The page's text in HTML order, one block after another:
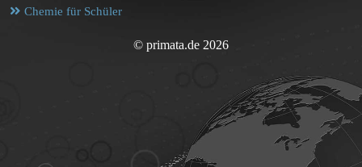
Chemie für Schüler
© primata.de 2026